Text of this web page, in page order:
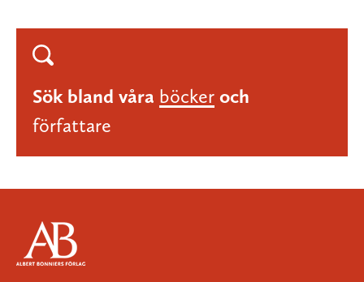
Sök bland våra böcker och
författare